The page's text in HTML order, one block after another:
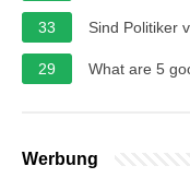
33 Sind Politiker
29 What are 5
Werbung